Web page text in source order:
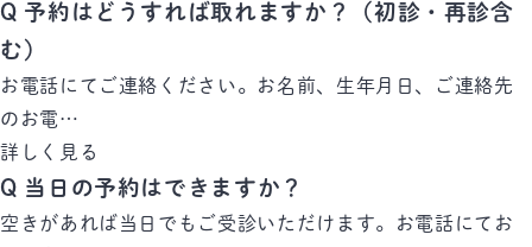
Q 予約はどうすれば取れますか？（初診・再診含
む）
お電話にてご連絡ください。お名前、生年月日、ご連絡先
のお電…
詳しく見る
Q 当日の予約はできますか？
空きがあれば当日でもご受診いただけます。お電話にてお